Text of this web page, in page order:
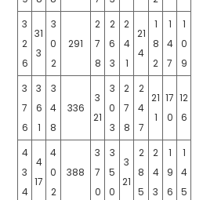
3
2
6
31
3
3
0
2
291
2
7
8
2
6
3
2
4
1
21
4
1
8
2
1
4
7
1
0
9
3
7
6
3
6
1
3
4
8
336
3
21
3
0
3
2
7
8
2
4
7
21
1
17
0
12
6
4
3
4
4
17
4
0
2
388
3
7
0
3
5
0
3
21
2
8
5
2
4
3
1
9
6
1
4
5